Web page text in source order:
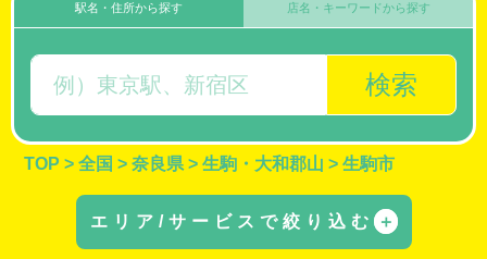
駅名・住所から探す
検索
店名・キーワードから探す
TOP > 全国 > 奈良県 > 生駒・大和郡山 > 生駒市
エリア/サービスで絞り込む ＋